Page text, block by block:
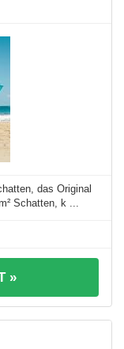
das Original
Schatten, k ...
»